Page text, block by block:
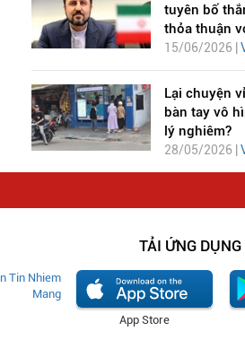
tuyên bố
thỏa thuận
15/06/2026 |
Lại chuyện
bàn tay vô
lý nghiêm?
28/05/2026 |
TẢI ỨNG
App Store